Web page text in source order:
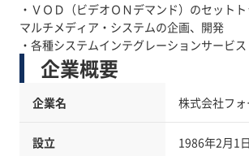
・ＶＯＤ（ビデオＯＮデマンド）のセット
マルチメディア・システムの企画、開発
・各種システムインテグレーションサービス
企業概要
企業名 株式会社フォ
設立 1986年2月1日